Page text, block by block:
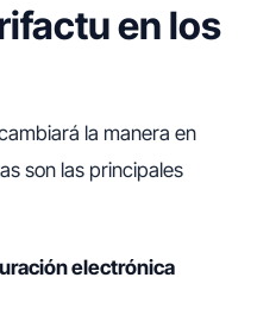
en los
la manera en
son las principales
electrónica